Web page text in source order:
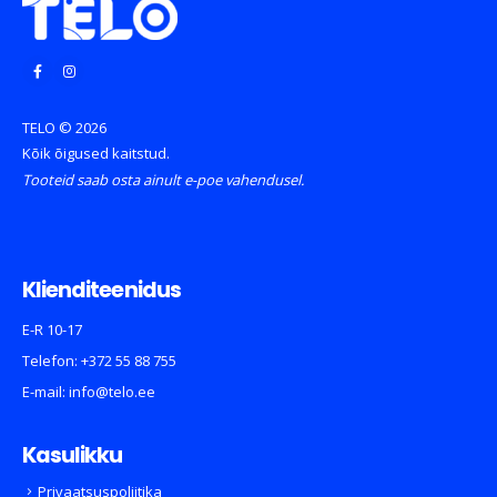
TELO © 2026
Kõik õigused kaitstud.
Tooteid saab osta ainult e-poe vahendusel.
Klienditeenidus
E-R 10-17
Telefon: +372 55 88 755
E-mail: info@telo.ee
Kasulikku
Privaatsuspoliitika